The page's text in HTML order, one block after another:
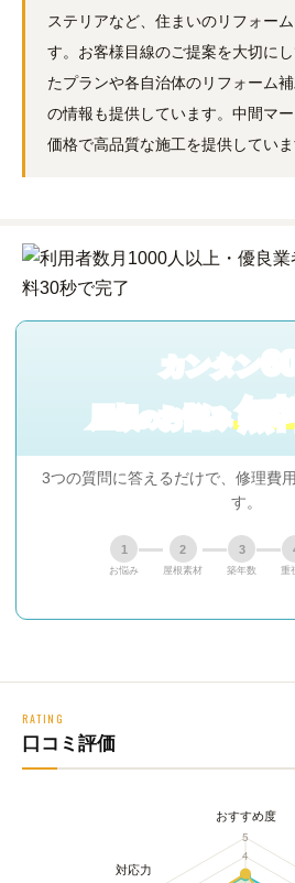
ステリアなど、住まいのリフォー
す。お客様目線のご提案を大切に
たプランや各自治体のリフォーム
の情報も提供しています。中間マ
価格で高品質な施工を提供していま
カンタン
屋根 の お悩み無
3つの質問に答えるだけで、修理費
す。
1
お悩み
2
屋根素材
3
築年数 重
RATING
口コミ評価